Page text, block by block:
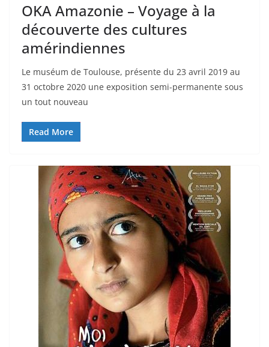
OKA Amazonie – Voyage à la
découverte des cultures
amérindiennes
Le muséum de Toulouse, présente du 23 avril 2019 au
31 octobre 2020 une exposition semi-permanente sous
un tout nouveau
Read More